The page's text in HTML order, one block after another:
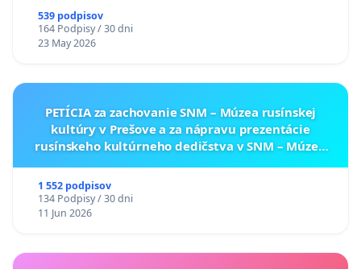
539 podpisov
164 Podpisy / 30 dni
23 May 2026
PETÍCIA za zachovanie SNM – Múzea rusínskej
kultúry v Prešove a za nápravu prezentácie
rusínskeho kultúrneho dedičstva v SNM – Múzeu
1 552 podpisov
134 Podpisy / 30 dni
11 Jun 2026